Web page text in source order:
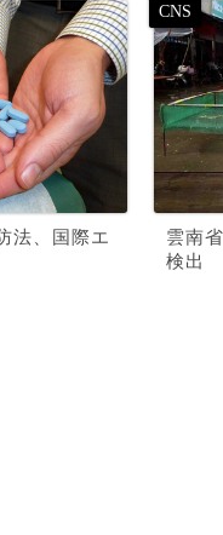
法、国際エ
雲南
検出